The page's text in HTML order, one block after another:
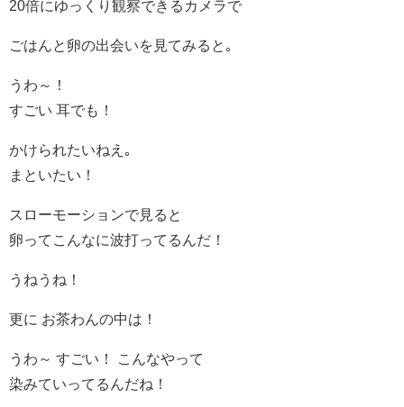
20倍にゆっくり観察できるカメラで
ごはんと卵の出会いを見てみると｡
うわ～！
すごい 耳でも！
かけられたいねえ｡
まといたい！
スローモーションで見ると
卵ってこんなに波打ってるんだ！
うねうね！
更に お茶わんの中は！
うわ～ すごい！ こんなやって
染みていってるんだね！